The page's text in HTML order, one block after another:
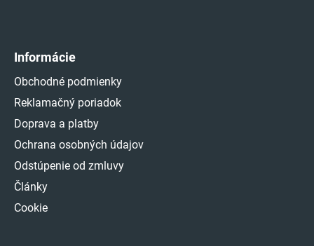
Informácie
Obchodné podmienky
Reklamačný poriadok
Doprava a platby
Ochrana osobných údajov
Odstúpenie od zmluvy
Články
Cookie